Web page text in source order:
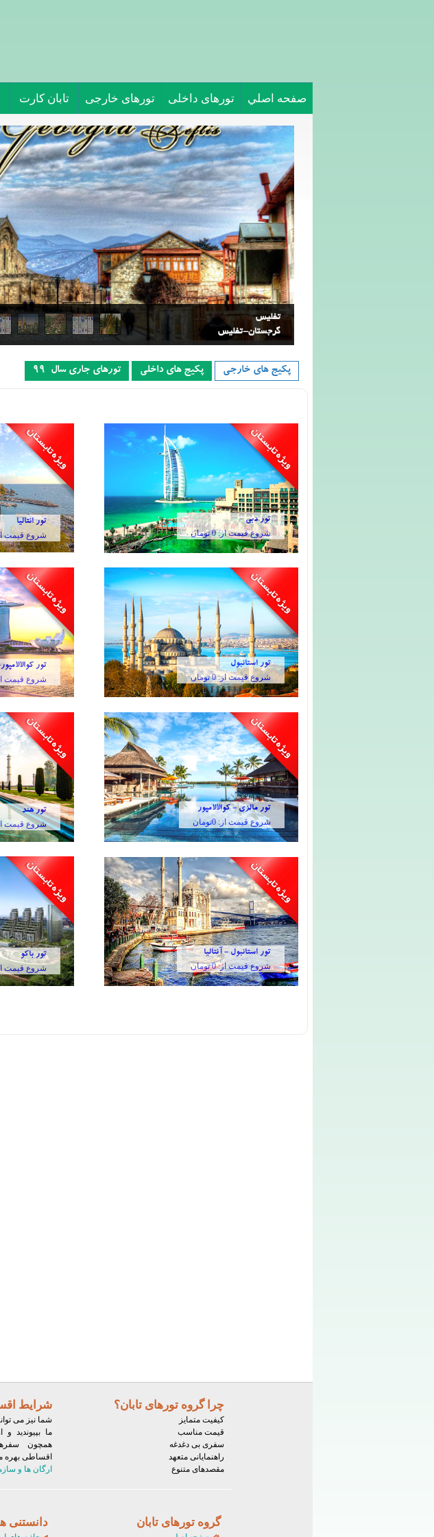
صفحه اصلي تورهای داخلی تورهای خارجی تابان کارت
تفلیس
گرجستان-تفلیس
پکیج های خارجی پکیج های داخلی تورهای جاری سال 99
تور دبی
شروع قیمت از: 0 تومان
تور انتالیا
شروع قیمت از: 0
تور استانبول
شروع قیمت از: 0 تومان
تور
شروع قیمت از: 0
تور مالزی - کوالالامپور
شروع قیمت از: 0تومان
تور هند
شروع قیمت از: 0
تور استانبول - آنتالیا
شروع قیمت از: 0 تومان
تور باکو
شروع قیمت از: 0
چرا گروه تورهای تابان؟
کیفیت متمایز
قیمت مناسب
سفری بی دغدغه
راهنمایانی متعهد
مقصدهای متنوع
شرایط
شما نیز می
ما بپیوندید
همچون
اقساطی بهره
ارگان ها و
گروه تورهای تابان دانستنی